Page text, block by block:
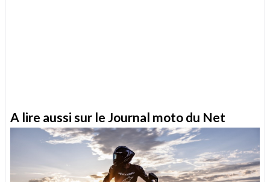
A lire aussi sur le Journal moto du Net